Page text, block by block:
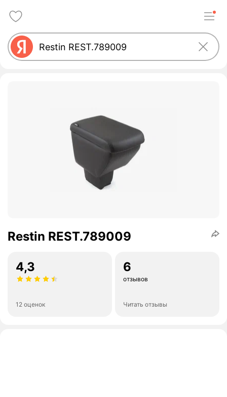
Restin REST.789009
4,3
12 оценок
6
отзывов
Читать отзывы